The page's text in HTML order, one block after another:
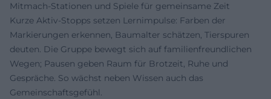
Mitmach-Stationen und Spiele für gemeinsame Zeit
Kurze Aktiv-Stopps setzen Lernimpulse: Farben der
Markierungen erkennen, Baumalter schätzen, Tierspuren
deuten. Die Gruppe bewegt sich auf familienfreundlichen
Wegen; Pausen geben Raum für Brotzeit, Ruhe und
Gespräche. So wächst neben Wissen auch das
Gemeinschaftsgefühl.